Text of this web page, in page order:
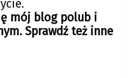
mój blog polub i
Sprawdź też inne